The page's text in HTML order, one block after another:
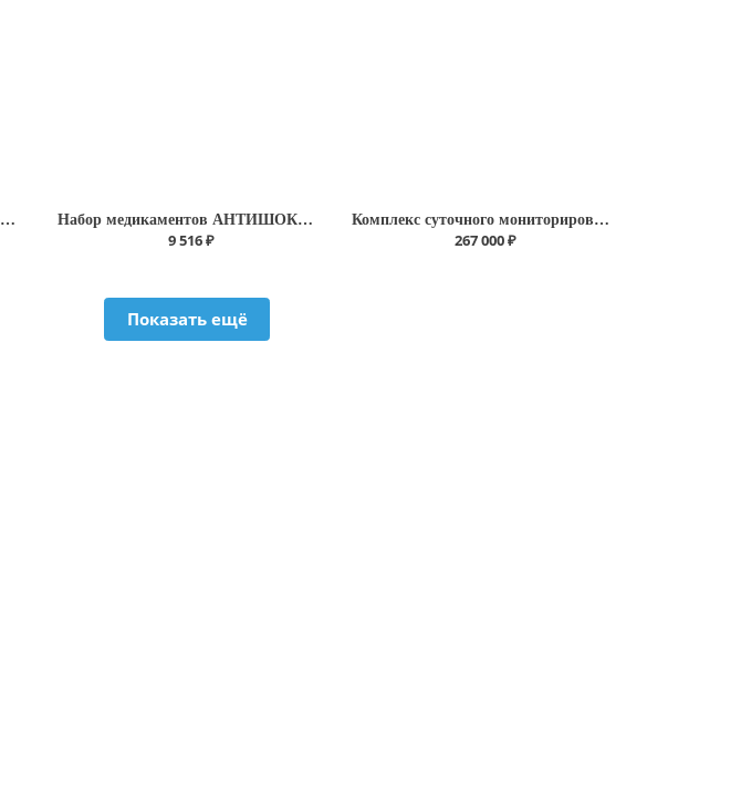
Цифровой рентгеновский аппарат Р-500 "Мобикомпакт" Набор медикаментов АНТИШОК Стандарт по приказу № 1079Н(626)
9 516 ₽
Комплекс суточного мониторирования ЭКГ и АД "Валента" (монитор с регистрирующим блоком ИАД-01-1)
267 000 ₽
Показать ещё